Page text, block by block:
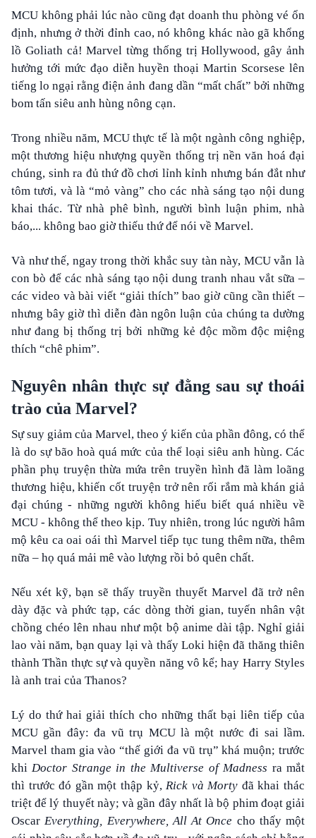
MCU không phải lúc nào cũng đạt doanh thu phòng vé ổn
định, nhưng ở thời đỉnh cao, nó không khác nào gã khổng
lồ Goliath cả! Marvel từng thống trị Hollywood, gây ảnh
hưởng tới mức đạo diễn huyền thoại Martin Scorsese lên
tiếng lo ngại rằng điện ảnh đang dần “mất chất” bởi những
bom tấn siêu anh hùng nông cạn.
Trong nhiều năm, MCU thực tế là một ngành công nghiệp,
một thương hiệu nhượng quyền thống trị nền văn hoá đại
chúng, sinh ra đủ thứ đồ chơi lỉnh kỉnh nhưng bán đắt như
tôm tươi, và là “mỏ vàng” cho các nhà sáng tạo nội dung
khai thác. Từ nhà phê bình, người bình luận phim, nhà
báo,... không bao giờ thiếu thứ để nói về Marvel.
Và như thế, ngay trong thời khắc suy tàn này, MCU vẫn là
con bò để các nhà sáng tạo nội dung tranh nhau vắt sữa –
các video và bài viết “giải thích” bao giờ cũng cần thiết –
nhưng bây giờ thì diễn đàn ngôn luận của chúng ta dường
như đang bị thống trị bởi những kẻ độc mồm độc miệng
thích “chê phim”.
Nguyên nhân thực sự đằng sau sự thoái
trào của Marvel?
Sự suy giảm của Marvel, theo ý kiến của phần đông, có thể
là do sự bão hoà quá mức của thể loại siêu anh hùng. Các
phần phụ truyện thừa mứa trên truyền hình đã làm loãng
thương hiệu, khiến cốt truyện trở nên rối rắm mà khán giả
đại chúng - những người không hiểu biết quá nhiều về
MCU - không thể theo kịp. Tuy nhiên, trong lúc người hâm
mộ kêu ca oai oái thì Marvel tiếp tục tung thêm nữa, thêm
nữa – họ quá mải mê vào lượng rồi bỏ quên chất.
Nếu xét kỹ, bạn sẽ thấy truyền thuyết Marvel đã trở nên
dày đặc và phức tạp, các dòng thời gian, tuyến nhân vật
chồng chéo lên nhau như một bộ anime dài tập. Nghỉ giải
lao vài năm, bạn quay lại và thấy Loki hiện đã thăng thiên
thành Thần thực sự và quyền năng vô kể; hay Harry Styles
là anh trai của Thanos?
Lý do thứ hai giải thích cho những thất bại liên tiếp của
MCU gần đây: đa vũ trụ MCU là một nước đi sai lầm.
Marvel tham gia vào “thế giới đa vũ trụ” khá muộn; trước
khiDoctor Strange in the Multiverse of Madness ra mắt
thì trước đó gần một thập kỷ,Rick và Morty đã khai thác
triệt để lý thuyết này; và gần đây nhất là bộ phim đoạt giải
OscarEverything, Everywhere, All At Once cho thấy một